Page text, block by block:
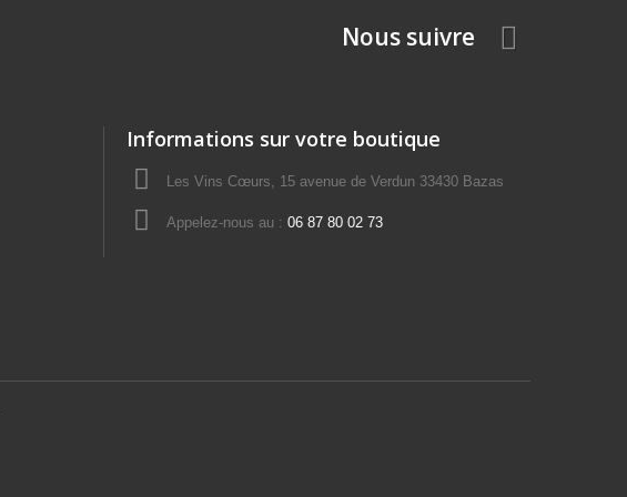
Nous suivre
Informations sur votre boutique
Les Vins Cœurs, 15 avenue de Verdun 33430 Bazas
Appelez-nous au : 06 87 80 02 73